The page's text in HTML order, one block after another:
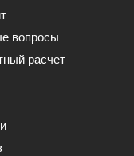
вопросы
расчет